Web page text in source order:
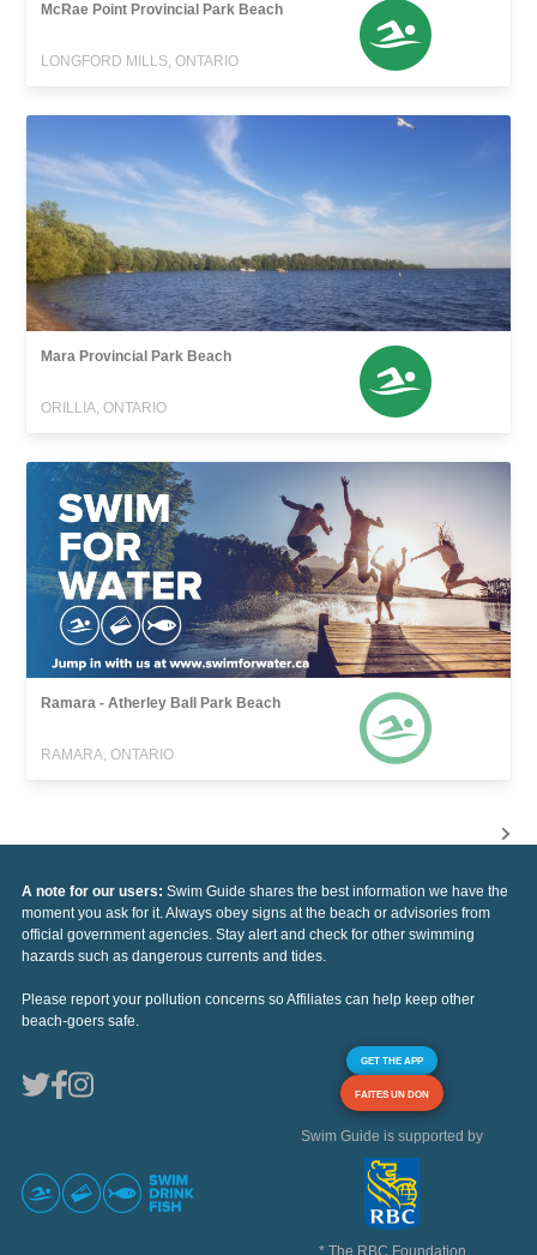
McRae Point Provincial Park Beach
LONGFORD MILLS, ONTARIO
Mara Provincial Park Beach
ORILLIA, ONTARIO
Ramara - Atherley Ball Park Beach
RAMARA, ONTARIO
A note for our users: Swim Guide shares the best information we have the
moment you ask for it. Always obey signs at the beach or advisories from
official government agencies. Stay alert and check for other swimming
hazards such as dangerous currents and tides.
Please report your pollution concerns so Affiliates can help keep other
beach-goers safe.
GET THE APP
FAITES UN DON
Swim Guide is supported by